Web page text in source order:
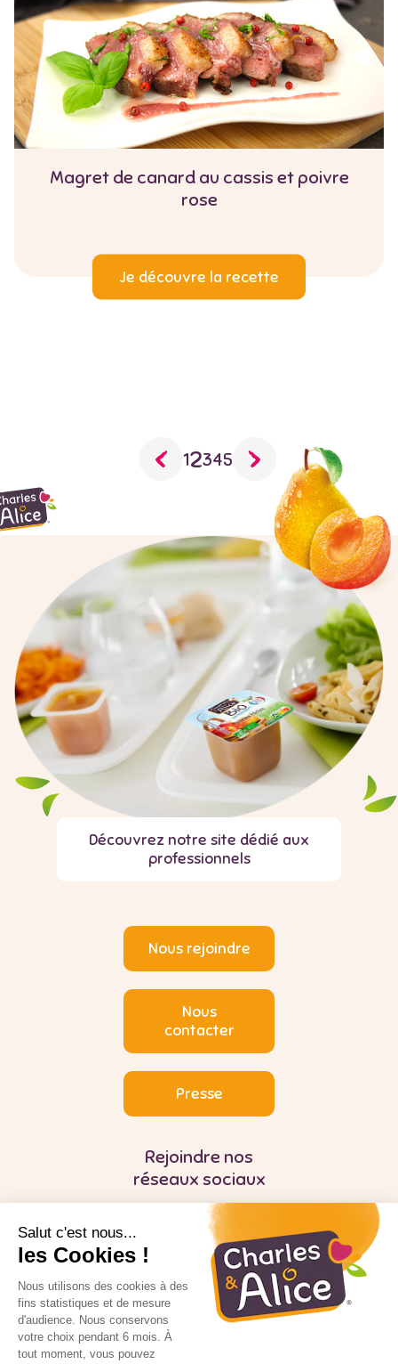
Salut c'est nous...
les Cookies !
Nous utilisons des cookies à des
fins statistiques et de mesure
d'audience. Nous conservons
votre choix pendant 6 mois. À
tout moment, vous pouvez
Magret de canard au cassis et poivre
rose
Je découvre la recette
Page
1Page
courante
2Page
3Page
4Page
5
Découvrez notre site dédié aux
professionnels
Nous rejoindre
Nous
contacter
Presse
Rejoindre nos
réseaux sociaux
Pour votre santé, mangez au moins cinq
fruits et légumes par jour